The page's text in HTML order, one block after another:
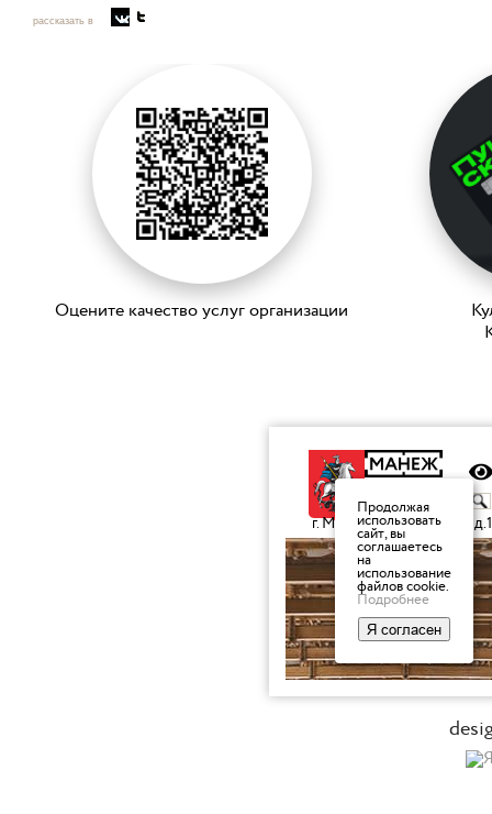
рассказать в
Оцените качество услуг организации